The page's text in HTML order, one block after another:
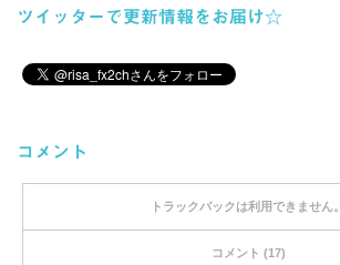
ツイッターで更新情報をお届け☆
コメント
トラックバックは利用できません。
コメント (17)